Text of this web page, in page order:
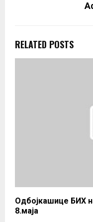
RELATED POSTS
Одбојкашице БИХ
8.маја